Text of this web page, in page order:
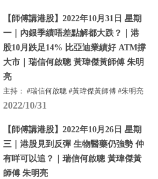
【師傅講港股】2022年10月31日 星期
一｜內銀季績唔差點解都大跌？｜港
股10月跌足14% 比亞迪業績好 ATM撐
大市｜瑞信何啟聰 黃瑋傑黃師傅 朱明
亮
主持： #瑞信何啟聰 #黃瑋傑黃師傅 #朱明亮
2022/10/31
【師傅講港股】2022年10月26日 星期
三｜港股見到反彈 生物醫藥仍強勢 仲
有咩可以追？｜瑞信何啟聰 黃瑋傑黃
師傅 朱明亮